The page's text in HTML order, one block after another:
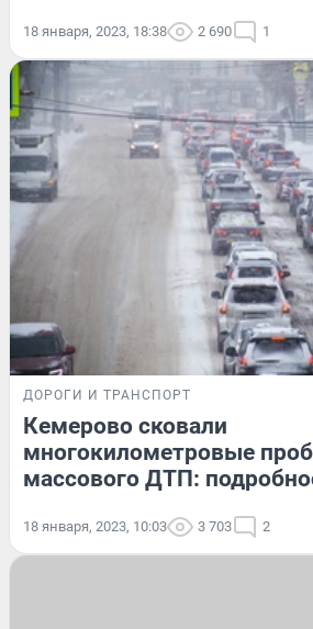
18 января, 2023, 18:38 2 690 1
ДОРОГИ И ТРАНСПОРТ
Кемерово сковали
многокилометровые
массового ДТП:
18 января, 2023, 10:03 3 703 2